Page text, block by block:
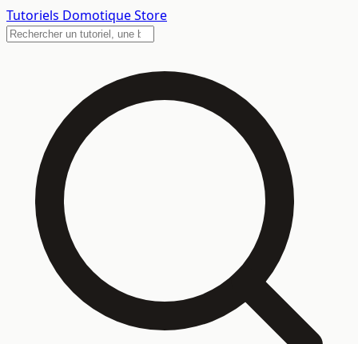
Tutoriels Domotique Store